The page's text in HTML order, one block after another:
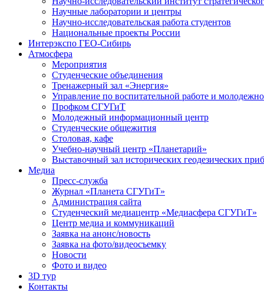
Научные лаборатории и центры
Научно-исследовательская работа студентов
Национальные проекты России
Интерэкспо ГЕО-Сибирь
Атмосфера
Мероприятия
Студенческие объединения
Тренажерный зал «Энергия»
Управление по воспитательной работе и
Профком СГУГиТ
Молодежный информационный центр
Студенческие общежития
Столовая, кафе
Учебно-научный центр «Планетарий»
Выставочный зал исторических геодезических
Медиа
Пресс-служба
Журнал «Планета СГУГиТ»
Администрация сайта
Студенческий медиацентр «Медиасфера СГУГиТ»
Центр медиа и коммуникаций
Заявка на анонс/новость
Заявка на фото/видеосъемку
Новости
Фото и видео
3D тур
Контакты